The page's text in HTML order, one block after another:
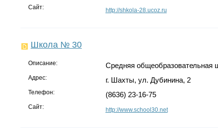
Сайт: http://shkola-28.ucoz.ru
Школа № 30
Описание: Средняя общеобразовательная
Адрес: г. Шахты, ул. Дубинина, 2
Телефон: (8636) 23-16-75
Сайт: http://www.school30.net